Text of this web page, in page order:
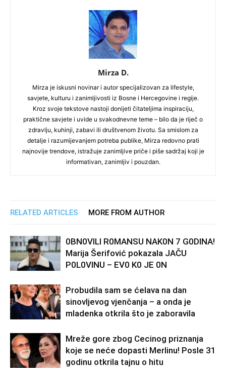
Mirza D.
Mirza je iskusni novinar i autor specijalizovan za lifestyle,
savjete, kulturu i zanimljivosti iz Bosne i Hercegovine i regije.
Kroz svoje tekstove nastoji donijeti čitateljima inspiraciju,
praktične savjete i uvide u svakodnevne teme – bilo da je riječ o
zdravlju, kuhinji, zabavi ili društvenom životu. Sa smislom za
detalje i razumijevanjem potreba publike, Mirza redovno prati
najnovije trendove, istražuje zanimljive priče i piše sadržaj koji je
informativan, zanimljiv i pouzdan.
RELATED ARTICLES MORE FROM AUTHOR
0BN0VlLl R0MANSU NAK0N 7 G0DlNA!
Marija Šerifović pokazala JAČU
P0L0VINU – EV0 K0 JE 0N
Probudila sam se ćelava na dan
sinovljevog vjenčanja – a onda je
mladenka otkrila što je zaboravila
Mreže gore zbog Cecinog priznanja
koje se neće dopasti Merlinu! Posle 31
godinu otkrila tajnu o hitu